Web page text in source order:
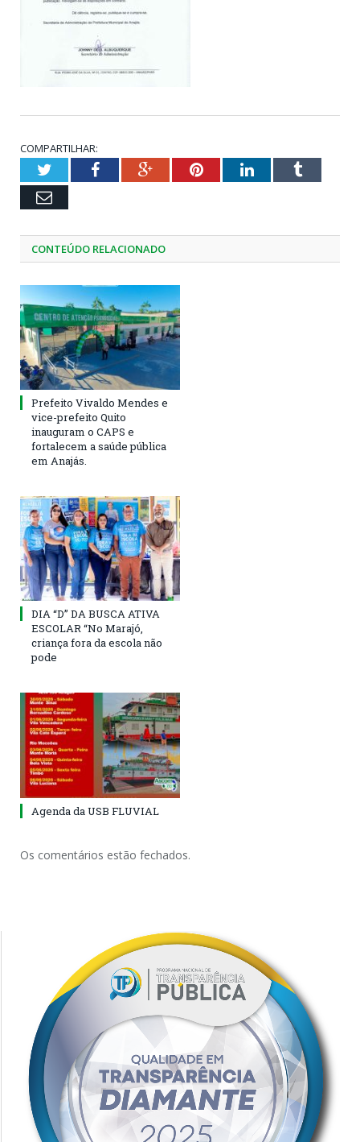
COMPARTILHAR:
TwitterFacebookGoogle+PinterestLinkedInTumblr
Email
CONTEÚDO RELACIONADO
Prefeito Vivaldo Mendes e
vice-prefeito Quito
inauguram o CAPS e
fortalecem a saúde pública
em Anajás.
DIA “D” DA BUSCA ATIVA
ESCOLAR “No Marajó,
criança fora da escola não
pode
Agenda da USB FLUVIAL
Os comentários estão fechados.